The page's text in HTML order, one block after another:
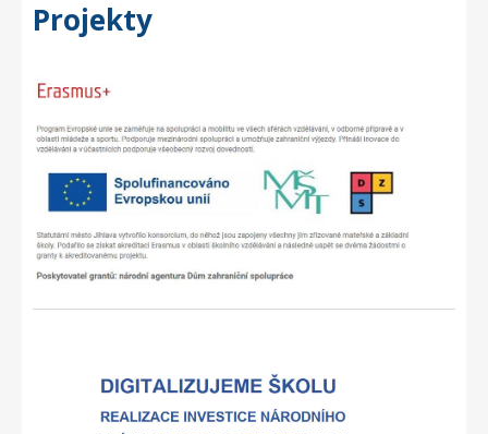
Projekty